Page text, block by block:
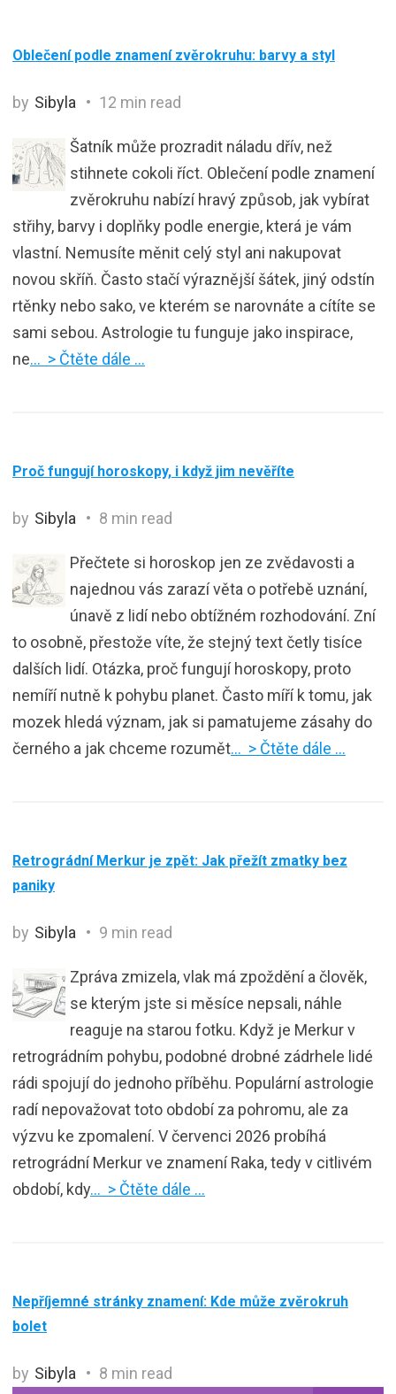
Oblečení podle znamení zvěrokruhu: barvy a styl
by Sibyla 12 min read
Šatník může prozradit náladu dřív, než
stihnete cokoli říct. Oblečení podle znamení
zvěrokruhu nabízí hravý způsob, jak vybírat
střihy, barvy i doplňky podle energie, která je vám
vlastní. Nemusíte měnit celý styl ani nakupovat
novou skříň. Často stačí výraznější šátek, jiný odstín
rtěnky nebo sako, ve kterém se narovnáte a cítíte se
sami sebou. Astrologie tu funguje jako inspirace,
ne… > Čtěte dále …
Proč fungují horoskopy, i když jim nevěříte
by Sibyla 8 min read
Přečtete si horoskop jen ze zvědavosti a
najednou vás zarazí věta o potřebě uznání,
únavě z lidí nebo obtížném rozhodování. Zní
to osobně, přestože víte, že stejný text četly tisíce
dalších lidí. Otázka, proč fungují horoskopy, proto
nemíří nutně k pohybu planet. Často míří k tomu, jak
mozek hledá význam, jak si pamatujeme zásahy do
černého a jak chceme rozumět… > Čtěte dále …
Retrográdní Merkur je zpět: Jak přežít zmatky bez
paniky
by Sibyla 9 min read
Zpráva zmizela, vlak má zpoždění a člověk,
se kterým jste si měsíce nepsali, náhle
reaguje na starou fotku. Když je Merkur v
retrográdním pohybu, podobné drobné zádrhele lidé
rádi spojují do jednoho příběhu. Populární astrologie
radí nepovažovat toto období za pohromu, ale za
výzvu ke zpomalení. V červenci 2026 probíhá
retrográdní Merkur ve znamení Raka, tedy v citlivém
období, kdy… > Čtěte dále …
Nepříjemné stránky znamení: Kde může zvěrokruh
bolet
by Sibyla 8 min read